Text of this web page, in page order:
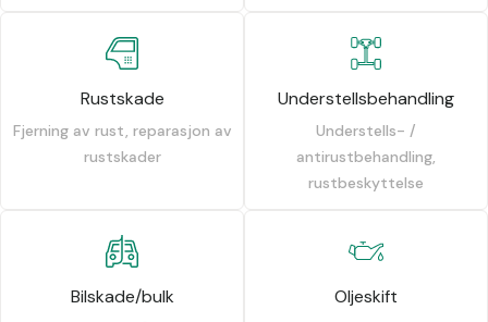
Rustskade
Fjerning av rust, reparasjon av
rustskader
Understellsbehandling
Understells- /
antirustbehandling,
rustbeskyttelse
Bilskade/bulk Oljeskift